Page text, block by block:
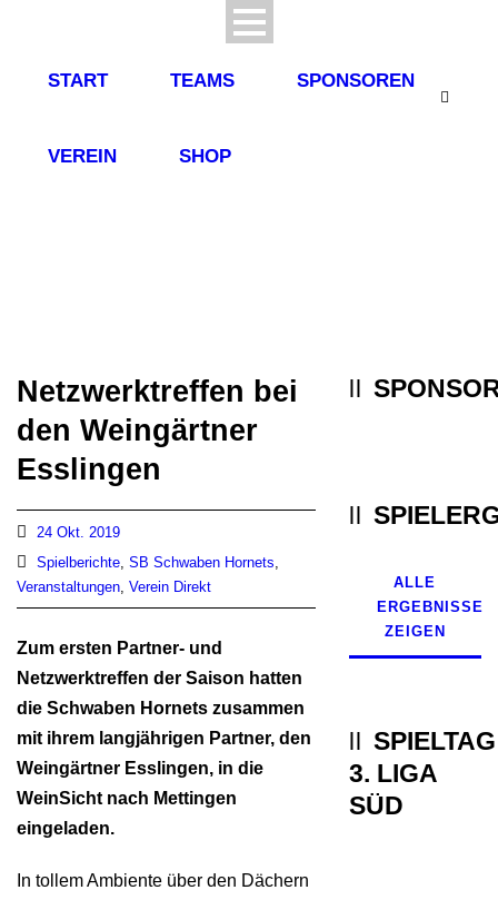
START TEAMS SPONSOREN
VEREIN SHOP
Netzwerktreffen bei
den Weingärtner
Esslingen
24 Okt. 2019
Spielberichte, SB Schwaben Hornets,
Veranstaltungen, Verein Direkt
Zum ersten Partner- und
Netzwerktreffen der Saison hatten
die Schwaben Hornets zusammen
mit ihrem langjährigen Partner, den
Weingärtner Esslingen, in die
WeinSicht nach Mettingen
eingeladen.
In tollem Ambiente über den Dächern
ALLE
ERGEBNISSE
ZEIGEN
SPIELTAG
3. LIGA
SÜD